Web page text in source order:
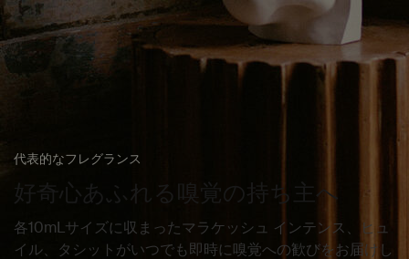
代表的なフレグランス
好奇心あふれる嗅覚の持ち主へ
各10mLサイズに収まったマラケッシュ インテンス、ヒュ
イル、タシットがいつでも即時に嗅覚への歓びをお届けし